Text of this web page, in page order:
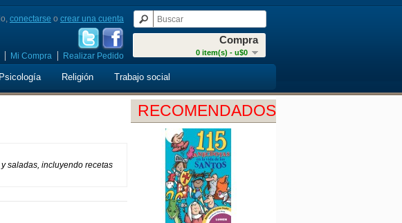
Compra
0 item(s) - u$0
conectarse o crear una cuenta
Mi Compra Realizar Pedido
Psicología Religión Trabajo social
RECOMENDADOS
saladas, incluyendo recetas